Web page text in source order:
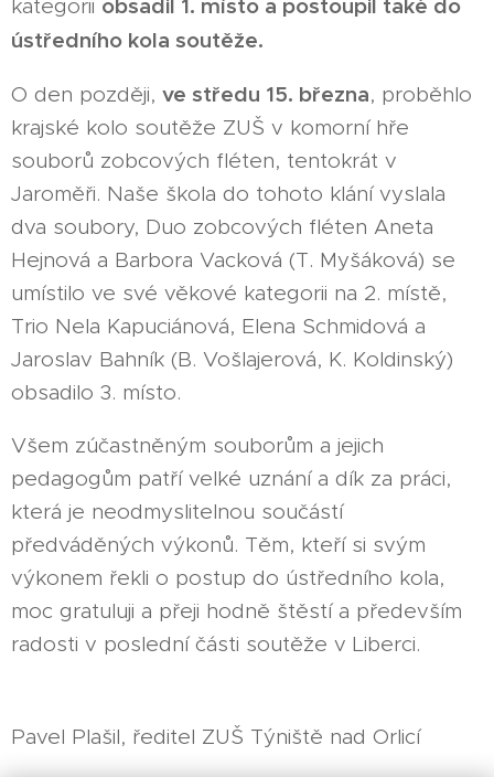
kategorii
ústředního kola soutěže.
O den později, ve středu 15. března, proběhlo
krajské kolo soutěže ZUŠ v komorní hře
souborů zobcových fléten, tentokrát v
Jaroměři. Naše škola do tohoto klání vyslala
dva soubory, Duo zobcových fléten Aneta
Hejnová a Barbora Vacková (T. Myšáková) se
umístilo ve své věkové kategorii na 2. místě,
Trio Nela Kapuciánová, Elena Schmidová a
Jaroslav Bahník (B. Vošlajerová, K. Koldinský)
obsadilo 3. místo.
Všem zúčastněným souborům a jejich
pedagogům patří velké uznání a dík za práci,
která je neodmyslitelnou součástí
předváděných výkonů. Těm, kteří si svým
výkonem řekli o postup do ústředního kola,
moc gratuluji a přeji hodně štěstí a především
radosti v poslední části soutěže v Liberci.
Pavel Plašil, ředitel ZUŠ Týniště nad Orlicí